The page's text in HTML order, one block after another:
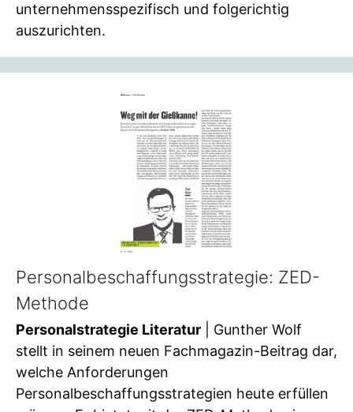
unternehmensspezifisch und folgerichtig
auszurichten.
Personalbeschaffungsstrategie: ZED-
Methode
Personalstrategie Literatur | Gunther Wolf
stellt in seinem neuen Fachmagazin-Beitrag dar,
welche Anforderungen
Personalbeschaffungsstrategien heute erfüllen